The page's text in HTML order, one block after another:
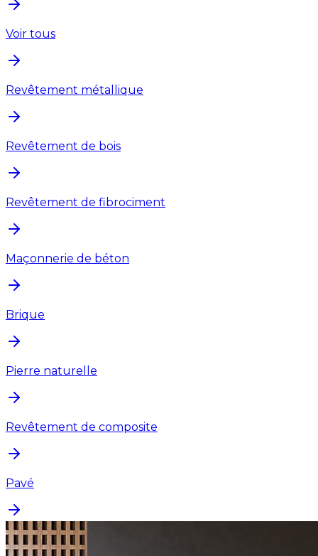
Voir tous
Revêtement métallique
Revêtement de bois
Revêtement de fibrociment
Maçonnerie de béton
Brique
Pierre naturelle
Revêtement de composite
Pavé